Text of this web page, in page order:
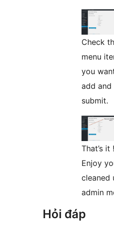
Check
menu
you
add
submit.
That’s it !
Enjoy
cleaned
admin
Hỏi đáp